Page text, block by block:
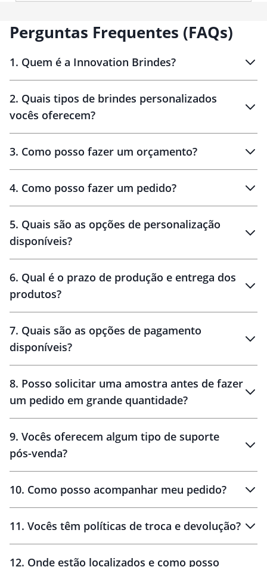
Perguntas Frequentes (FAQs)
1. Quem é a Innovation Brindes?
Brindes personalizados
2. Quais tipos de brindes personalizados
vocês oferecem?
personalizados
3. Como posso fazer um orçamento?
brinde
personalização
4. Como posso fazer um pedido?
amostra virtual
5. Quais são as opções de personalização
disponíveis?
6. Qual é o prazo de produção e entrega dos
produtos?
10 dias
brinde
48 horas
7. Quais são as opções de pagamento
disponíveis?
8. Posso solicitar uma amostra antes de fazer
um pedido em grande quantidade?
amostras
9. Vocês oferecem algum tipo de suporte
pós-venda?
10. Como posso acompanhar meu pedido?
11. Vocês têm políticas de troca e devolução?
12. Onde estão localizados e como posso